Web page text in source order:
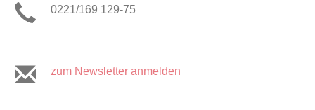
0221/169 129-75
zum Newsletter anmelden